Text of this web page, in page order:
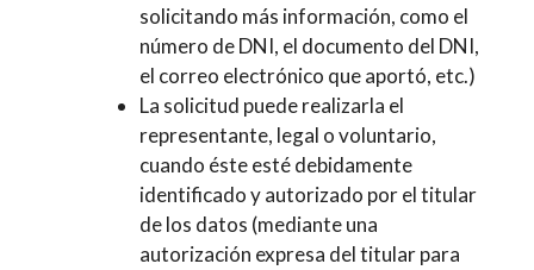
solicitando más información, como el
número de DNI, el documento del DNI,
el correo electrónico que aportó, etc.)
La solicitud puede realizarla el
representante, legal o voluntario,
cuando éste esté debidamente
identificado y autorizado por el titular
de los datos (mediante una
autorización expresa del titular para